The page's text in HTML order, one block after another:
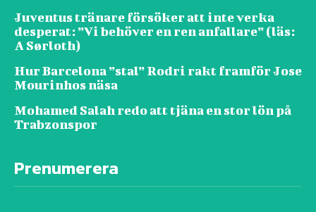
Juventus tränare försöker att inte verka
desperat: ”Vi behöver en ren anfallare” (läs:
A Sørloth)
Hur Barcelona ”stal” Rodri rakt framför Jose
Mourinhos näsa
Mohamed Salah redo att tjäna en stor lön på
Trabzonspor
Prenumerera